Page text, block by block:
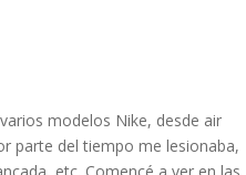
modelos Nike, desde air
parte del tiempo me lesionaba,